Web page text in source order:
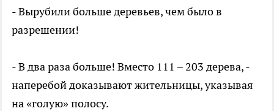
- Вырубили больше деревьев, чем было в
разрешении!
- В два раза больше! Вместо 111 – 203 дерева, -
наперебой доказывают жительницы, указывая
на «голую» полосу.